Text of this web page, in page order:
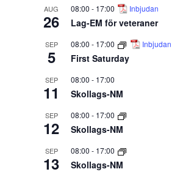
AUG
26
08:00 - 17:00 Inbjudan
Lag-EM för veteraner
SEP
5
08:00 - 17:00 Inbjudan
First Saturday
SEP
11
08:00 - 17:00
Skollags-NM
SEP
12
08:00 - 17:00
Skollags-NM
SEP
13
08:00 - 17:00
Skollags-NM